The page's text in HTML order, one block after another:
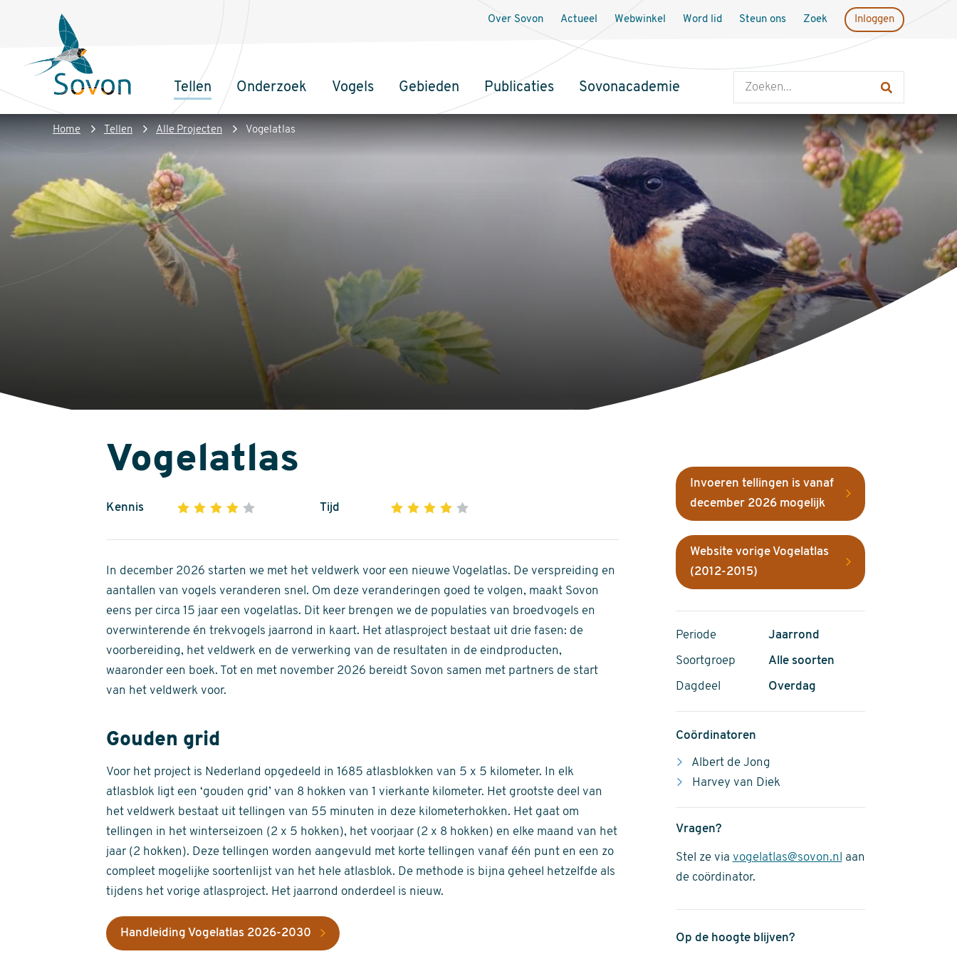
inhoud
Sovon
Homepage
Hoofdnavigatie
Tellen Onderzoek Vogels Gebieden Publicaties Sovonacademie
Over Sovon Actueel Webwinkel Word lid Steun ons Zoek Inloggen
Kruimelpad
Home Tellen Alle Projecten Vogelatlas
Vogelatlas
Kennis 1 2 3 4
of
5
stars
Tijd 1 2 3 4
of
5
stars
In december 2026 starten we met het veldwerk voor een nieuwe Vogelatlas. De verspreiding en
aantallen van vogels veranderen snel. Om deze veranderingen goed te volgen, maakt Sovon
eens per circa 15 jaar een vogelatlas. Dit keer brengen we de populaties van broedvogels en
overwinterende én trekvogels jaarrond in kaart. Het atlasproject bestaat uit drie fasen: de
voorbereiding, het veldwerk en de verwerking van de resultaten in de eindproducten,
waaronder een boek. Tot en met november 2026 bereidt Sovon samen met partners de start
van het veldwerk voor.
Gouden grid
Voor het project is Nederland opgedeeld in 1685 atlasblokken van 5 x 5 kilometer. In elk
atlasblok ligt een ‘gouden grid’ van 8 hokken van 1 vierkante kilometer. Het grootste deel van
het veldwerk bestaat uit tellingen van 55 minuten in deze kilometerhokken. Het gaat om
tellingen in het winterseizoen (2 x 5 hokken), het voorjaar (2 x 8 hokken) en elke maand van het
jaar (2 hokken). Deze tellingen worden aangevuld met korte tellingen vanaf één punt en een zo
compleet mogelijke soortenlijst van het hele atlasblok. De methode is bijna geheel hetzelfde als
tijdens het vorige atlasproject. Het jaarrond onderdeel is nieuw.
Handleiding Vogelatlas 2026-2030
Invoeren tellingen is vanaf
december 2026 mogelijk
Website vorige Vogelatlas
(2012-2015)
Periode Jaarrond
Soortgroep Alle soorten
Dagdeel Overdag
Coördinatoren
Albert de Jong
Harvey van Diek
Vragen?
Stel ze via vogelatlas@sovon.nl
aan
de coördinator.
Op de hoogte blijven?